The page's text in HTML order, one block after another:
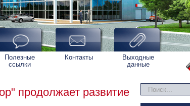
Полезные
ссылки
Контакты Выходные
данные
продолжает развитие Искать...